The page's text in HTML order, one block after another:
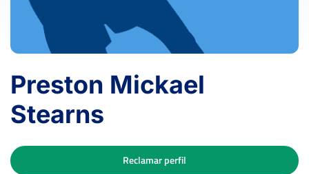
Preston Mickael
Stearns
Reclamar perfil